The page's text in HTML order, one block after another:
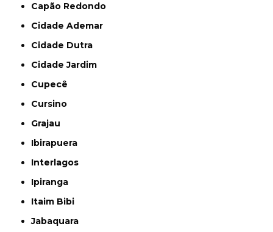
Capão Redondo
Cidade Ademar
Cidade Dutra
Cidade Jardim
Cupecê
Cursino
Grajau
Ibirapuera
Interlagos
Ipiranga
Itaim Bibi
Jabaquara